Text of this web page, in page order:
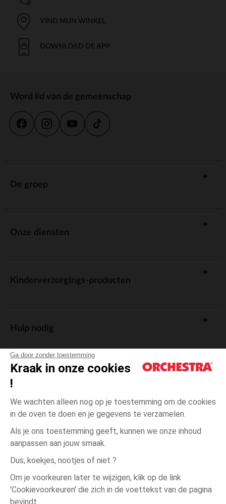
Ga door zonder toestemming
Kraak in onze cookies
!
We wachten alleen nog op je toestemming om de cookies
in de oven te doen en je gegevens te verzamelen.
Als je ons toestemming geeft, kunnen we onze inhoud
aanpassen aan jouw smaak.
Dus, koekjes, nootjes of niet ?
Om je voorkeuren later te wijzigen, klik op de link
'Cookievoorkeuren' die zich in de voettekst van de pagina
bevindt.
Beige Beige
één
VIND MIJN WINKEL
DOWNLOAD DE APP
Word lid van de gemeenschap
De groep
Onze diensten
Kinderverzorgings-producten
Hulp nodig
Algemene verkoopsvoorwaarden
Wettelijke bepalingen
Persoonsgegevens